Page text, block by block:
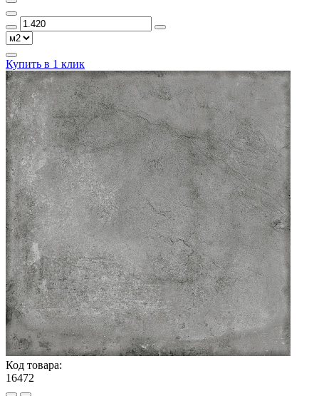
Купить в 1 клик
Код товара:
16472